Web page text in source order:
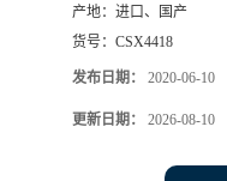
产地： 进口、国产
货号： CSX4418
发布日期： 2020-06-10
更新日期： 2026-08-10